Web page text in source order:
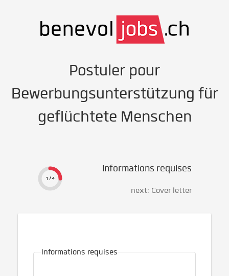
Postuler pour
Bewerbungsunterstützung für
geflüchtete Menschen
1 / 4
Informations requises
next: Cover letter
Informations requises